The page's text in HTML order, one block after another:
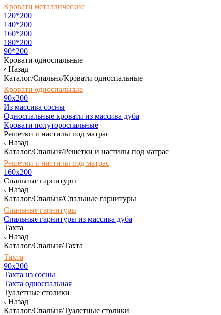
Кровати металлические
120*200
140*200
160*200
180*200
90*200
Кровати односпальные
Назад
Каталог/Спальня/Кровати односпальные
Кровати односпальные
90х200
Из массива сосны
Односпальные кровати из массива дуба
Кровати полутороспальные
Решетки и настилы под матрас
Назад
Каталог/Спальня/Решетки и настилы под матрас
Решетки и настилы под матрас
160х200
Спальные гарнитуры
Назад
Каталог/Спальня/Спальные гарнитуры
Спальные гарнитуры
Спальные гарнитуры из массива дуба
Тахта
Назад
Каталог/Спальня/Тахта
Тахта
90х200
Тахта из сосны
Тахта односпальная
Туалетные столики
Назад
Каталог/Спальня/Туалетные столики